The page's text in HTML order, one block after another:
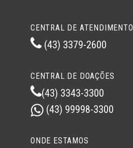
CENTRAL DE ATENDIMENTO
(43) 3379-2600
CENTRAL DE DOAÇÕES
(43) 3343-3300
(43) 99998-3300
ONDE ESTAMOS